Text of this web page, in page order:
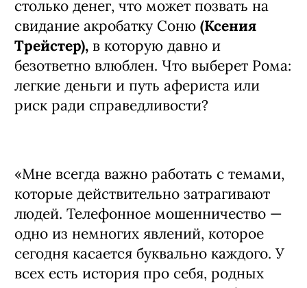
столько денег, что может позвать на
свидание акробатку Соню (Ксения
Трейстер), в которую давно и
безответно влюблен. Что выберет Рома:
легкие деньги и путь афериста или
риск ради справедливости?
«Мне всегда важно работать с темами,
которые действительно затрагивают
людей. Телефонное мошенничество —
одно из немногих явлений, которое
сегодня касается буквально каждого. У
всех есть история про себя, родных